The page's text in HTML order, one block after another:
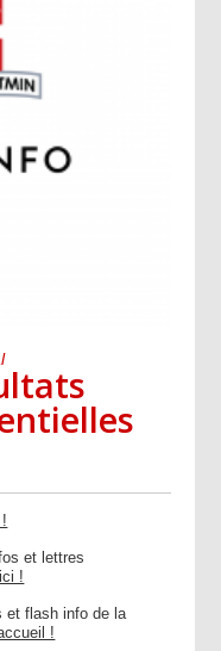
et lettres
!
et flash info de la
!